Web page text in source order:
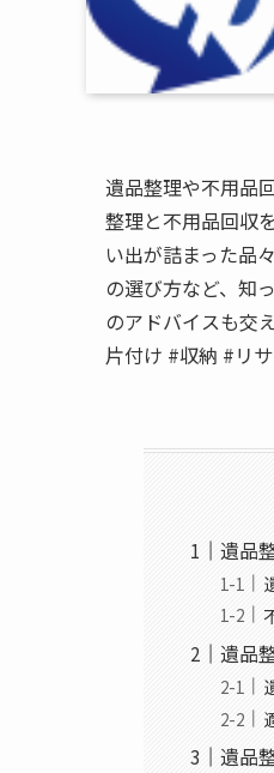
遺品整理や不用品
整理と不用品回収
い出が詰まった品
の選び方など、知
のアドバイスも交
片付け #収納 #リ
遺品
遺品
遺品